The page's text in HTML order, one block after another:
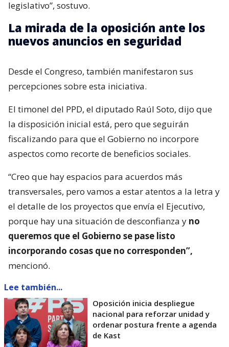
legislativo”, sostuvo.
La mirada de la oposición ante los
nuevos anuncios en seguridad
Desde el Congreso, también manifestaron sus
percepciones sobre esta iniciativa.
El timonel del PPD, el diputado Raúl Soto, dijo que
la disposición inicial está, pero que seguirán
fiscalizando para que el Gobierno no incorpore
aspectos como recorte de beneficios sociales.
“Creo que hay espacios para acuerdos más
transversales, pero vamos a estar atentos a la letra y
el detalle de los proyectos que envía el Ejecutivo,
porque hay una situación de desconfianza y no
queremos que el Gobierno se pase listo
incorporando cosas que no corresponden”,
mencionó.
Lee también...
Oposición inicia despliegue
nacional para reforzar unidad y
ordenar postura frente a agenda
de Kast